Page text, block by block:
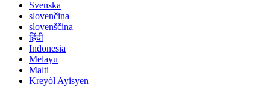
Svenska
slovenčina
slovenščina
हिंदी
Indonesia
Melayu
Malti
Kreyòl Ayisyen